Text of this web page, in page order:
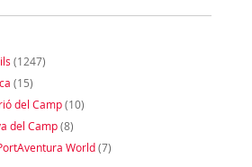
(1247)
(15)
del Camp(10)
del Camp(8)
World(7)